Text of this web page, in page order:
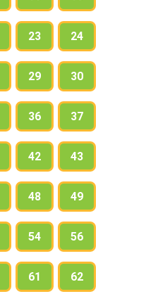
23 24
29 30
36 37
42 43
48 49
54 56
61 62